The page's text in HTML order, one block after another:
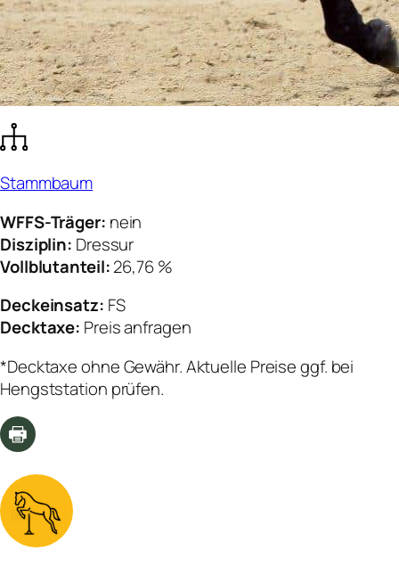
Stammbaum
WFFS-Träger: nein
Disziplin: Dressur
Vollblutanteil:26,76 %
Deckeinsatz: FS
Decktaxe: Preis anfragen
*Decktaxe ohne Gewähr. Aktuelle Preise ggf. bei
Hengststation prüfen.